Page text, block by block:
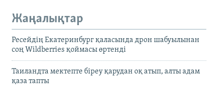
Жаңалықтар
Ресейдің Екатеринбург қаласында дрон шабуылынан
соң Wildberries қоймасы өртенді
Таиландта мектепте біреу қарудан оқ атып, алты адам
қаза тапты